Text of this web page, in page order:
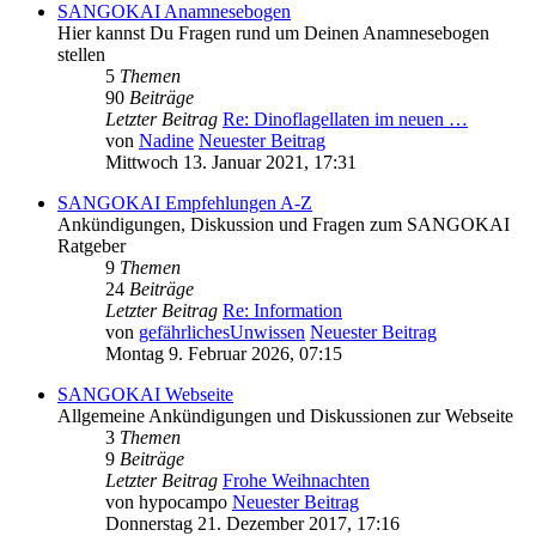
SANGOKAI Anamnesebogen
Hier kannst Du Fragen rund um Deinen Anamnesebogen
stellen
5 Themen
90 Beiträge
Letzter Beitrag Re: Dinoflagellaten im neuen …
von Nadine Neuester Beitrag
Mittwoch 13. Januar 2021, 17:31
SANGOKAI Empfehlungen A-Z
Ankündigungen, Diskussion und Fragen zum SANGOKAI
Ratgeber
9 Themen
24 Beiträge
Letzter Beitrag Re: Information
von gefährlichesUnwissen Neuester Beitrag
Montag 9. Februar 2026, 07:15
SANGOKAI Webseite
Allgemeine Ankündigungen und Diskussionen zur Webseite
3 Themen
9 Beiträge
Letzter Beitrag Frohe Weihnachten
von hypocampo Neuester Beitrag
Donnerstag 21. Dezember 2017, 17:16